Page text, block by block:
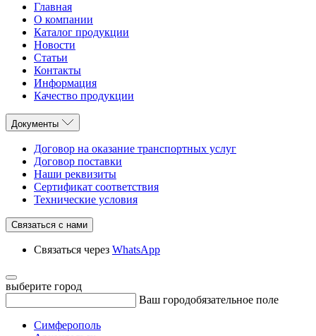
Главная
О компании
Каталог продукции
Новости
Статьи
Контакты
Информация
Качество продукции
Документы
Договор на оказание транспортных услуг
Договор поставки
Наши реквизиты
Сертификат соответствия
Технические условия
Связаться с нами
Связаться через WhatsApp
выберите город
Ваш городобязательное поле
Симферополь